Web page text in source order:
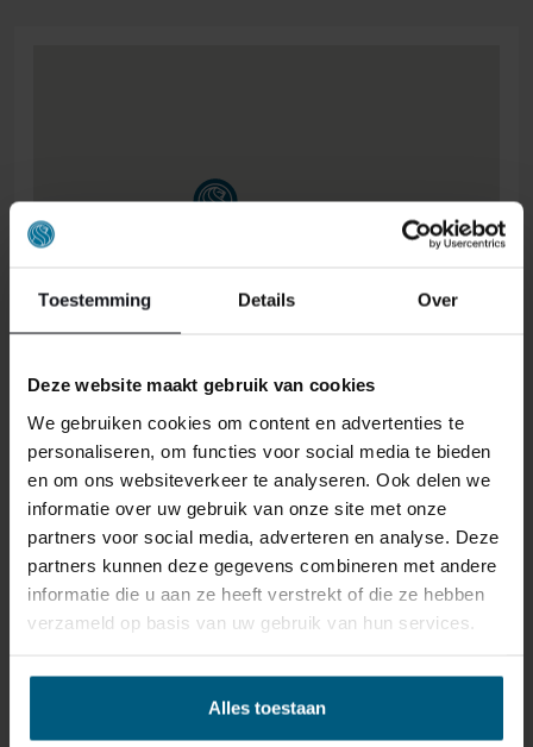
Toestemming Details Over
Deze website maakt gebruik van cookies
We gebruiken cookies om content en advertenties te
personaliseren, om functies voor social media te bieden
en om ons websiteverkeer te analyseren. Ook delen we
informatie over uw gebruik van onze site met onze
partners voor social media, adverteren en analyse. Deze
partners kunnen deze gegevens combineren met andere
informatie die u aan ze heeft verstrekt of die ze hebben
verzameld op basis van uw gebruik van hun services.
Alles toestaan
ONS RETOURBELEID
matrassen, bedbodems, topmatrassen en